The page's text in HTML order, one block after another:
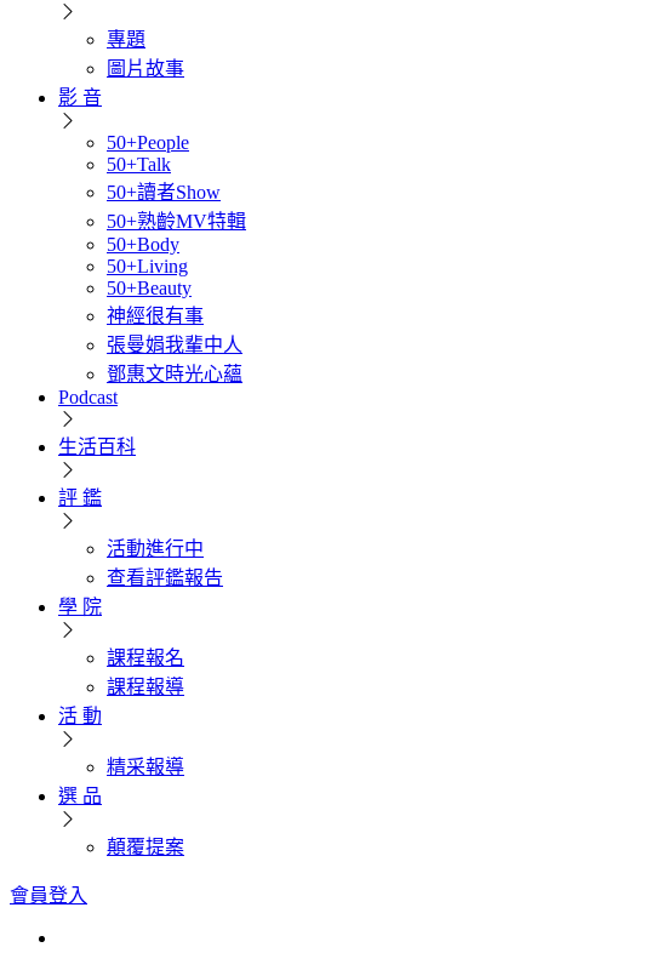
專題
圖片故事
影 音
50+People
50+Talk
50+讀者Show
50+熟齡MV特輯
50+Body
50+Living
50+Beauty
神經很有事
張曼娟我輩中人
鄧惠文時光心蘊
Podcast
生活百科
評 鑑
活動進行中
查看評鑑報告
學 院
課程報名
課程報導
活 動
精采報導
選 品
顛覆提案
會員登入